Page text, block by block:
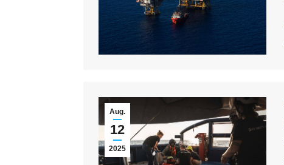
Aug.
12
2025